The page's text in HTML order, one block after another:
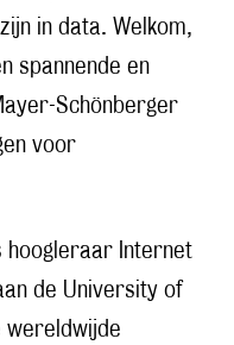
in data. Welkom,
spannende en
Schönberger
voor
hoogleraar Internet
de University of
wereldwijde